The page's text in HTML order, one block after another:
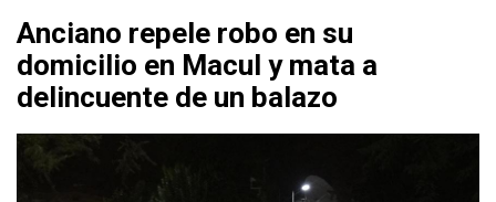
Anciano repele robo en su
domicilio en Macul y mata a
delincuente de un balazo